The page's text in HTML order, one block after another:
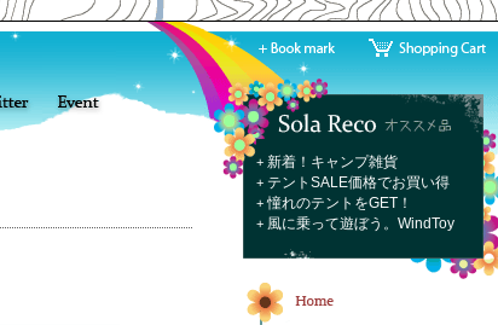
+ 新着！キャンプ雑貨
+ テントSALE価格でお買い得
+憧れのテントをGET！
+ 風に乗って遊ぼう。WindToy